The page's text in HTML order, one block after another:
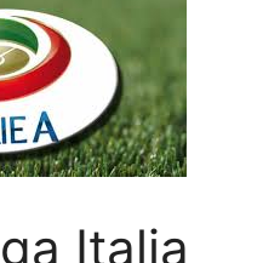
Italia